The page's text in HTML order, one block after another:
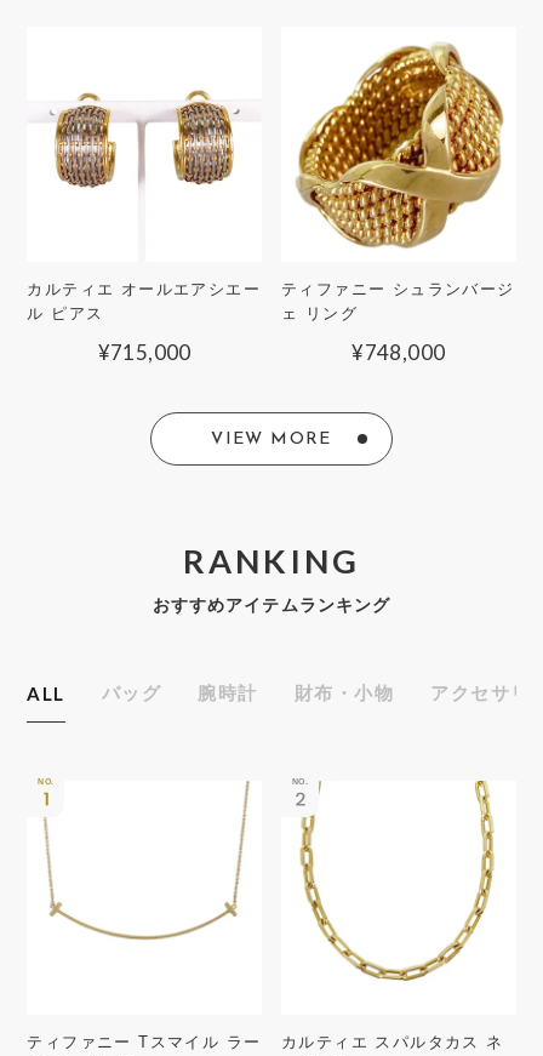
カルティエ オールエアシエー
ル ピアス
¥715,000
ティファニー シュランバージ
ェ リング
¥748,000
VIEW MORE
RANKING
おすすめアイテムランキング
ALL バッグ 腕時計 財布・小物 アクセサリ
ティファニー Tスマイル ラー
カルティエ スパルタカス ネ